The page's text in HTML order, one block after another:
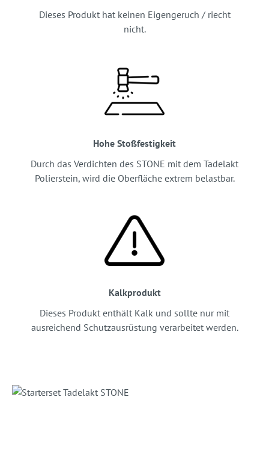
Dieses Produkt hat keinen Eigengeruch / riecht
nicht.
Hohe Stoßfestigkeit
Durch das Verdichten des STONE mit dem Tadelakt
Polierstein, wird die Oberfläche extrem belastbar.
Kalkprodukt
Dieses Produkt enthält Kalk und sollte nur mit
ausreichend Schutzausrüstung verarbeitet werden.